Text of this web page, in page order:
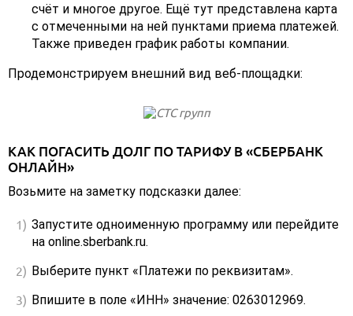
счёт и многое другое. Ещё тут представлена карта
с отмеченными на ней пунктами приема платежей.
Также приведен график работы компании.
Продемонстрируем внешний вид веб-площадки:
КАК ПОГАСИТЬ ДОЛГ ПО ТАРИФУ В «СБЕРБАНК
ОНЛАЙН»
Возьмите на заметку подсказки далее:
Запустите одноименную программу или перейдите
на online.sberbank.ru.
Выберите пункт «Платежи по реквизитам».
Впишите в поле «ИНН» значение: 0263012969.